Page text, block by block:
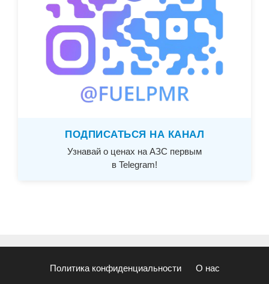
ПОДПИСАТЬСЯ НА КАНАЛ
Узнавай о ценах на АЗС первым
в Telegram!
Политика конфиденциальности О нас